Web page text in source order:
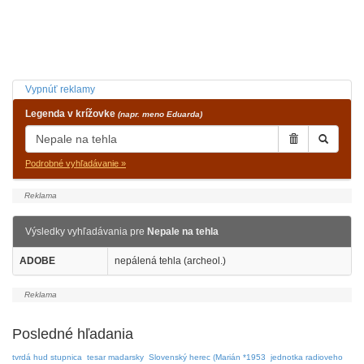
Vypnúť reklamy
Legenda v krížovke (napr. meno Eduarda)
Podrobné vyhľadávanie »
Výsledky vyhľadávania pre Nepale na tehla
ADOBE nepálená tehla (archeol.)
Posledné hľadania
tvrdá hud stupnica tesar madarsky Slovenský herec (Marián *1953 jednotka radioveho